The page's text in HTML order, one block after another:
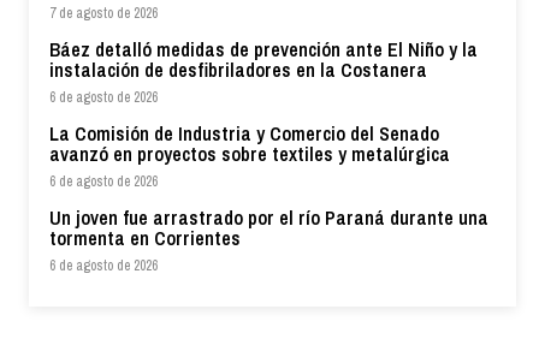
7 de agosto de 2026
Báez detalló medidas de prevención ante El Niño y la
instalación de desfibriladores en la Costanera
6 de agosto de 2026
La Comisión de Industria y Comercio del Senado
avanzó en proyectos sobre textiles y metalúrgica
6 de agosto de 2026
Un joven fue arrastrado por el río Paraná durante una
tormenta en Corrientes
6 de agosto de 2026